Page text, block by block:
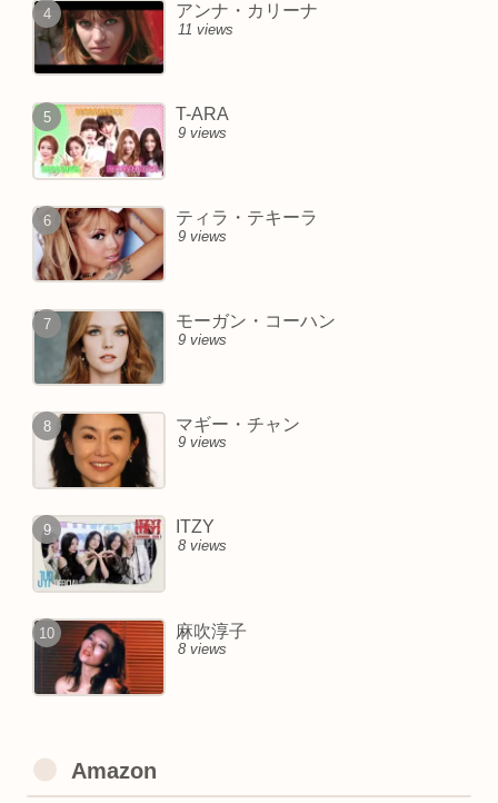
アンナ・カリーナ
11 views
T-ARA
9 views
ティラ・テキーラ
9 views
モーガン・コーハン
9 views
マギー・チャン
9 views
ITZY
8 views
麻吹淳子
8 views
Amazon